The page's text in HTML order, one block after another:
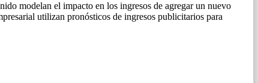
modelan el impacto en los ingresos de agregar un nuevo
utilizan pronósticos de ingresos publicitarios para